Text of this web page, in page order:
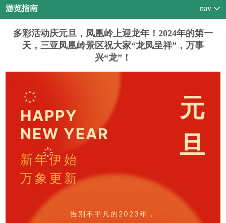
游览指南 nav
多彩活动庆元旦，凤凰岭上迎龙年！2024年的第一
天，三亚凤凰岭景区祝大家“龙凤呈祥”，万事
兴“龙”！
HAPPY
NEW YEAR
新年伊始
万象更新
元
旦
告别不平凡的2023年，